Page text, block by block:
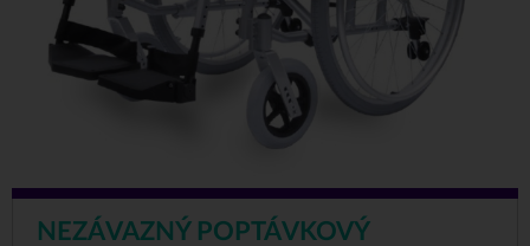
NEZÁVAZNÝ POPTÁVKOVÝ